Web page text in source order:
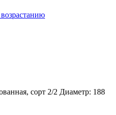
сорт 2/2 Диаметр: 188